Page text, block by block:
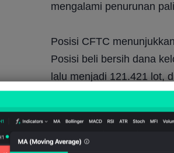
mengalami penurunan
Posisi CFTC
Posisi beli bersih dana
lalu menjadi 121.421 lot,
memangkas posisi beli
ketiga, sehingga posisi
Secara keseluruhan,